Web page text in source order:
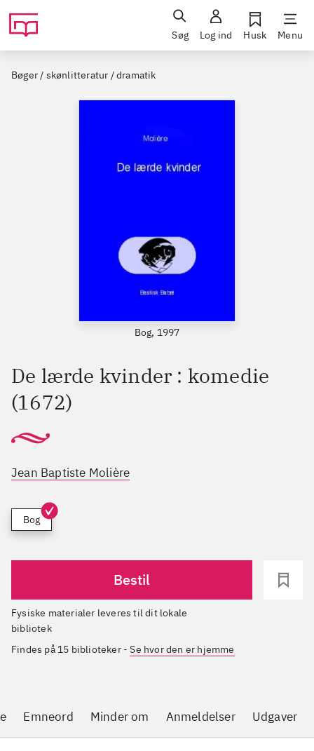
Søg Log ind Husk Menu
Bøger / skønlitteratur / dramatik
Bog, 1997
De lærde kvinder : komedie
(1672)
Jean Baptiste Molière
Bog
Bestil
Fysiske materialer leveres til dit lokale
bibliotek
Findes på 15 biblioteker-Se hvor den er hjemme
Emneord Minder om Anmeldelser Udgaver